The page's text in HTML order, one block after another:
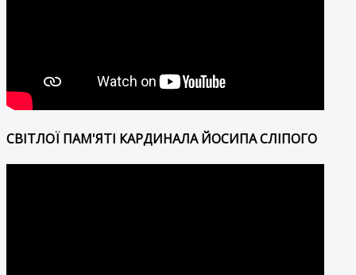
СВІТЛОЇ ПАМ'ЯТІ КАРДИНАЛА ЙОСИПА СЛІПОГО